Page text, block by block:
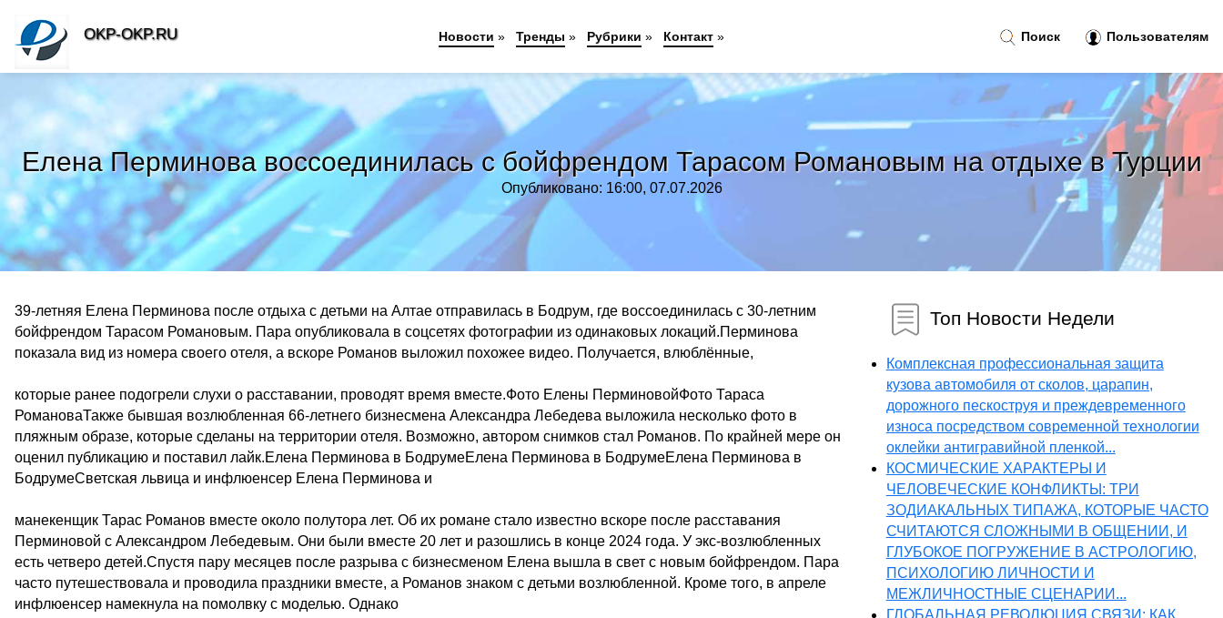
Елена Перминова воссоединилась с бойфрендом Тарасом Романовым на отдыхе в Турции
Опубликовано: 16:00, 07.07.2026
39-летняя Елена Перминова после отдыха с детьми на Алтае отправилась в Бодрум, где воссоединилась с 30-летним
бойфрендом Тарасом Романовым. Пара опубликовала в соцсетях фотографии из одинаковых локаций.Перминова
показала вид из номера своего отеля, а вскоре Романов выложил похожее видео. Получается, влюблённые,
которые ранее подогрели слухи о расставании, проводят время вместе.Фото Елены ПерминовойФото Тараса
РомановаТакже бывшая возлюбленная 66-летнего бизнесмена Александра Лебедева выложила несколько фото в
пляжным образе, которые сделаны на территории отеля. Возможно, автором снимков стал Романов. По крайней мере он
оценил публикацию и поставил лайк.Елена Перминова в БодрумеЕлена Перминова в БодрумеЕлена Перминова в
БодрумеСветская львица и инфлюенсер Елена Перминова и
манекенщик Тарас Романов вместе около полутора лет. Об их романе стало известно вскоре после расставания
Перминовой с Александром Лебедевым. Они были вместе 20 лет и разошлись в конце 2024 года. У экс-возлюбленных
есть четверо детей.Спустя пару месяцев после разрыва с бизнесменом Елена вышла в свет с новым бойфрендом. Пара
часто путешествовала и проводила праздники вместе, а Романов знаком с детьми возлюбленной. Кроме того, в апреле
инфлюенсер намекнула на помолвку с моделью. Однако
Топ Новости Недели
Комплексная профессиональная защита
кузова автомобиля от сколов, царапин,
дорожного пескоструя и преждевременного
износа посредством современной технологии
оклейки антигравийной пленкой...
КОСМИЧЕСКИЕ ХАРАКТЕРЫ И
ЧЕЛОВЕЧЕСКИЕ КОНФЛИКТЫ: ТРИ
ЗОДИАКАЛЬНЫХ ТИПАЖА, КОТОРЫЕ ЧАСТО
СЧИТАЮТСЯ СЛОЖНЫМИ В ОБЩЕНИИ, И
ГЛУБОКОЕ ПОГРУЖЕНИЕ В АСТРОЛОГИЮ,
ПСИХОЛОГИЮ ЛИЧНОСТИ И
МЕЖЛИЧНОСТНЫЕ СЦЕНАРИИ...
ГЛОБАЛЬНАЯ РЕВОЛЮЦИЯ СВЯЗИ: КАК
Поиск Пользователям
OKP-OKP.RU Новости » Тренды » Рубрики » Контакт»